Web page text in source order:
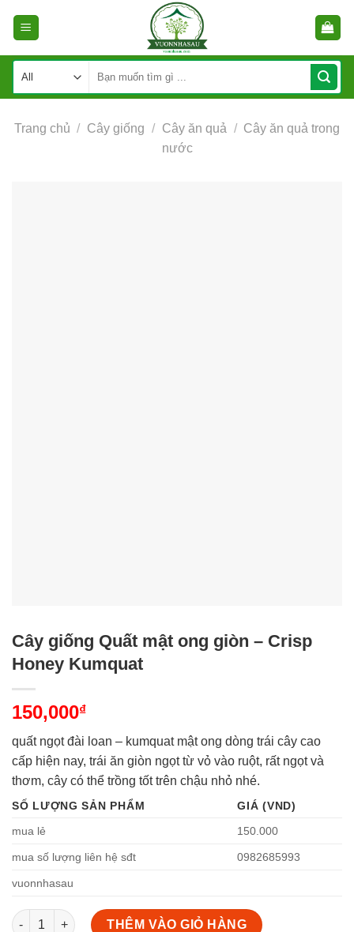
kiếm:
Trang chủ / Cây giống / Cây ăn quả / Cây ăn quả trong
nước
Cây giống Quất mật ong giòn – Crisp
Honey Kumquat
150,000₫
quất ngọt đài loan – kumquat mật ong dòng trái cây cao
cấp hiện nay, trái ăn giòn ngọt từ vỏ vào ruột, rất ngọt và
thơm, cây có thể trồng tốt trên chậu nhỏ nhé.
SỐ LƯỢNG SẢN PHẨM
GIÁ (VND)
mua lẻ
150.000
mua số lượng liên hệ sđt 0982685993
vuonnhasau
Cây giống Quất mật ong giòn - Crisp Honey Kumquat số lượng
THÊM VÀO GIỎ HÀNG